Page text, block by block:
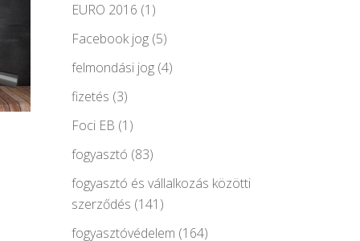
EURO 2016 (1)
Facebook jog(5)
felmondási jog(4)
fizetés (3)
Foci EB (1)
fogyasztó (83)
fogyasztó és vállalkozás közötti
szerződés (141)
fogyasztóvédelem (164)